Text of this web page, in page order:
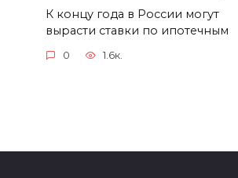
К концу года в России могут
вырасти ставки по ипотечным
0 1.6к.